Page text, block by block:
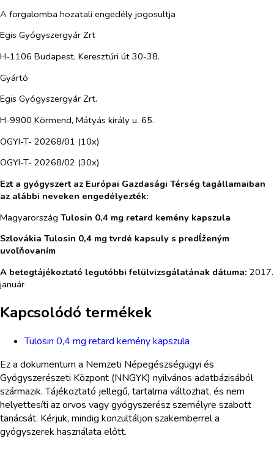
A forgalomba hozatali engedély jogosultja
Egis Gyógyszergyár Zrt
H-1106 Budapest, Keresztúri út 30-38.
Gyártó
Egis Gyógyszergyár Zrt.
H-9900 Körmend, Mátyás király u. 65.
OGYI-T- 20268/01 (10x)
OGYI-T- 20268/02 (30x)
Ezt a gyógyszert az Európai Gazdasági Térség tagállamaiban
az alábbi neveken engedélyezték:
Magyarország Tulosin 0,4 mg retard kemény kapszula
Szlovákia Tulosin 0,4 mg tvrdé kapsuly s predĺženým
uvoľňovaním
A betegtájékoztató legutóbbi felülvizsgálatának dátuma: 2017.
január
Kapcsolódó termékek
Tulosin 0,4 mg retard kemény kapszula
Ez a dokumentum a Nemzeti Népegészségügyi és
Gyógyszerészeti Központ (NNGYK) nyilvános adatbázisából
származik. Tájékoztató jellegű, tartalma változhat, és nem
helyettesíti az orvos vagy gyógyszerész személyre szabott
tanácsát. Kérjük, mindig konzultáljon szakemberrel a
gyógyszerek használata előtt.